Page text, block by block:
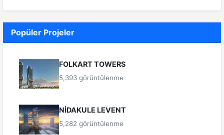
Popüler Projeler
FOLKART TOWERS
5,393 görüntülenme
NİDAKULE LEVENT
5,282 görüntülenme